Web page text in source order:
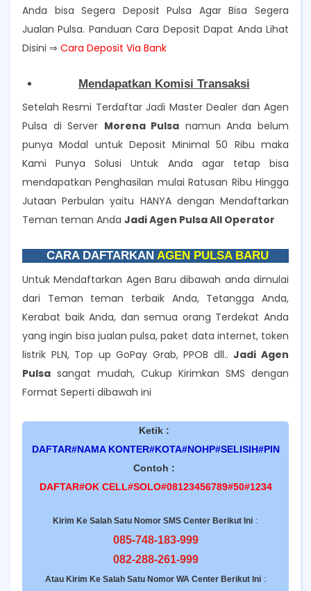
Anda bisa Segera Deposit Pulsa Agar Bisa Segera
Jualan Pulsa. Panduan Cara Deposit Dapat Anda Lihat
Disini ⇒ Cara Deposit Via Bank
Mendapatkan Komisi Transaksi
Setelah Resmi Terdaftar Jadi Master Dealer dan Agen
Pulsa di Server Morena Pulsa namun Anda belum
punya Modal untuk Deposit Minimal 50 Ribu maka
Kami Punya Solusi Untuk Anda agar tetap bisa
mendapatkan Penghasilan mulai Ratusan Ribu Hingga
Jutaan Perbulan yaitu HANYA dengan Mendaftarkan
Teman teman Anda Jadi Agen Pulsa All Operator
CARA DAFTARKAN AGEN PULSA BARU
Untuk Mendaftarkan Agen Baru dibawah anda dimulai
dari Teman teman terbaik Anda, Tetangga Anda,
Kerabat baik Anda, dan semua orang Terdekat Anda
yang ingin bisa jualan pulsa, paket data internet, token
listrik PLN, Top up GoPay Grab, PPOB dll..Jadi Agen
Pulsa sangat mudah, Cukup Kirimkan SMS dengan
Format Seperti dibawah ini
Ketik :
DAFTAR#NAMA KONTER#KOTA#NOHP#SELISIH#PIN
Contoh :
DAFTAR#OK CELL#SOLO#08123456789#50#1234
Kirim Ke Salah Satu Nomor SMS Center Berikut Ini :
085-748-183-999
082-288-261-999
Atau Kirim Ke Salah Satu Nomor WA Center Berikut Ini: